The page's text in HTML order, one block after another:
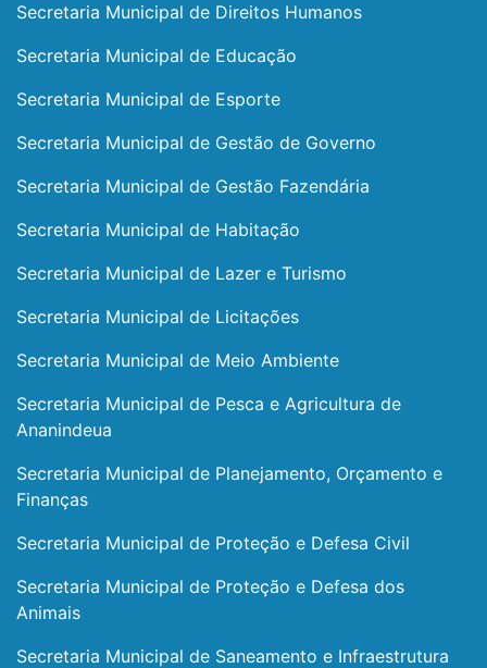
Secretaria Municipal de Direitos Humanos
Secretaria Municipal de Educação
Secretaria Municipal de Esporte
Secretaria Municipal de Gestão de Governo
Secretaria Municipal de Gestão Fazendária
Secretaria Municipal de Habitação
Secretaria Municipal de Lazer e Turismo
Secretaria Municipal de Licitações
Secretaria Municipal de Meio Ambiente
Secretaria Municipal de Pesca e Agricultura de
Ananindeua
Secretaria Municipal de Planejamento, Orçamento e
Finanças
Secretaria Municipal de Proteção e Defesa Civil
Secretaria Municipal de Proteção e Defesa dos
Animais
Secretaria Municipal de Saneamento e Infraestrutura